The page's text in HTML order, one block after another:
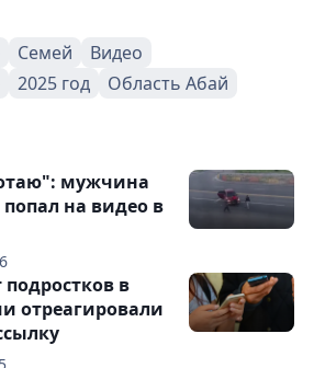
Семей
Видео
2025 год Область Абай
мужчина
на видео в
в
отреагировали